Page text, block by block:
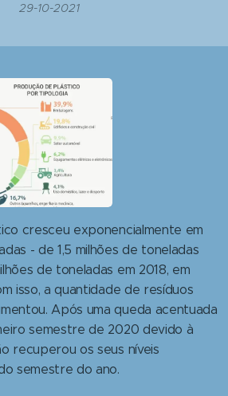
29-10-2021
cresceu exponencialmente em
- de 1,5 milhões de toneladas
de toneladas em 2018, em
isso, a quantidade de resíduos
Após uma queda acentuada
semestre de 2020 devido à
recuperou os seus níveis
semestre do ano.